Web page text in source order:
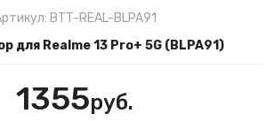
BTT-REAL-BLPA91
для Realme 13 Pro+ 5G (BLPA91)
1355руб.